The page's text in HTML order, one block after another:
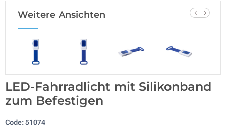
Weitere Ansichten
LED-Fahrradlicht mit Silikonband
zum Befestigen
Code:51074